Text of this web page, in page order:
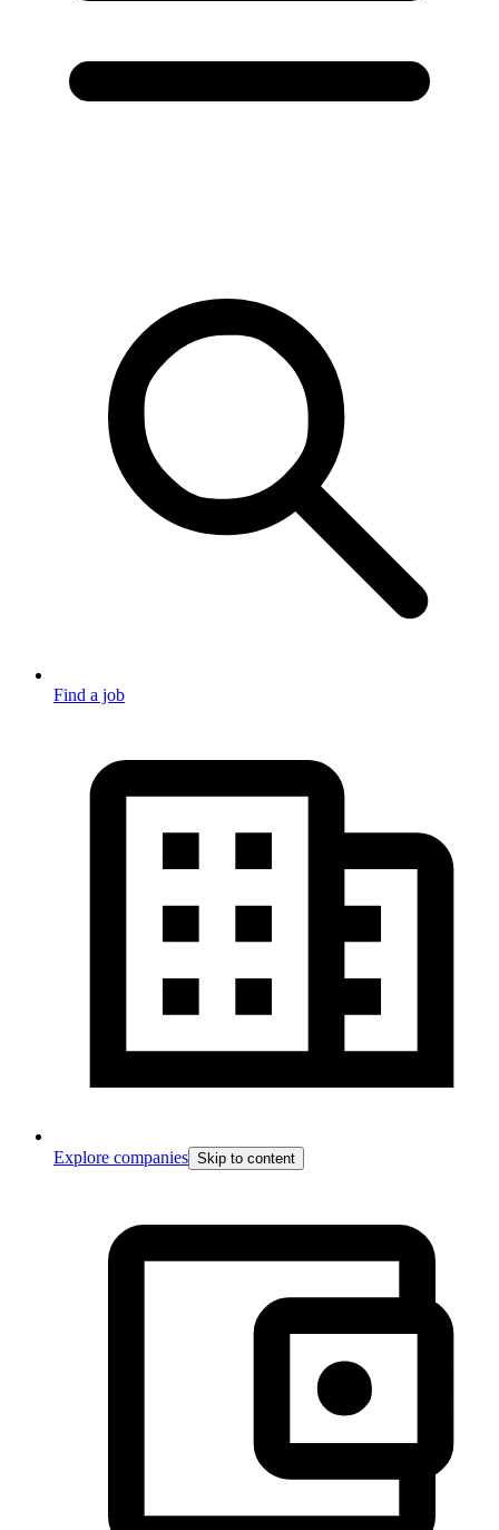
Find a job
Explore companies Skip to content